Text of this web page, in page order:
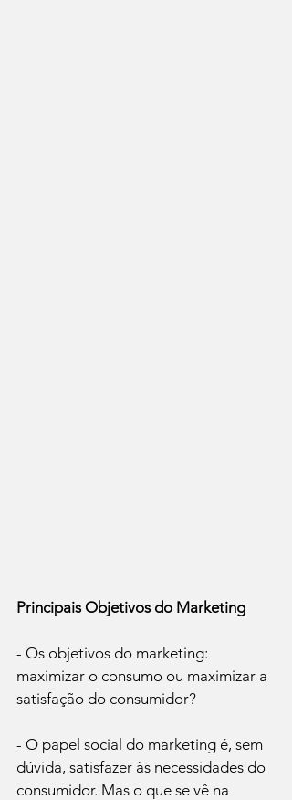
Principais Objetivos do Marketing
- Os objetivos do marketing:
maximizar o consumo ou maximizar a
satisfação do consumidor?
- O papel social do marketing é, sem
dúvida, satisfazer às necessidades do
consumidor. Mas o que se vê na